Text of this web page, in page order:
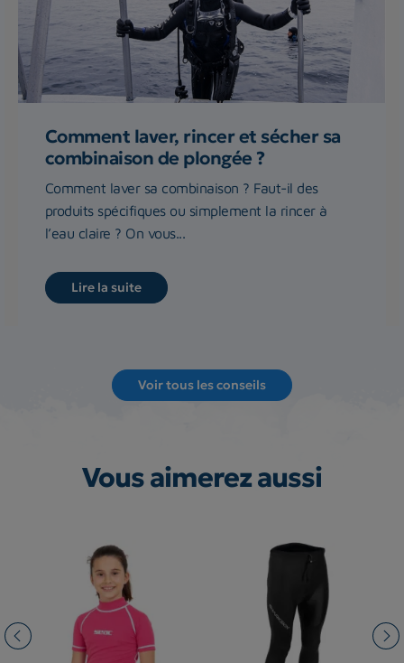
Comment laver, rincer et sécher sa
combinaison de plongée ?
Comment laver sa combinaison ? Faut-il des
produits spécifiques ou simplement la rincer à
l’eau claire ? On vous...
Lire la suite
Voir tous les conseils
Vous aimerez aussi